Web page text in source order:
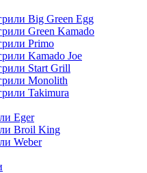
Big Green Egg
Green Kamado
Primo
Kamado Joe
Start Grill
Monolith
Takimura
Eger
Broil King
Weber